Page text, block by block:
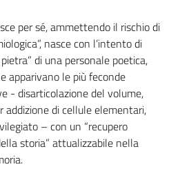
per sé, ammettendo il rischio di
nasce con l’intento di
di una personale poetica,
apparivano le più feconde
- disarticolazione del volume,
addizione di cellule elementari,
– con un “recupero
storia” attualizzabile nella